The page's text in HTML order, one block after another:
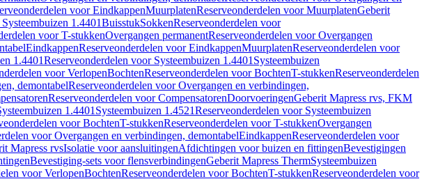
voor EindkappenMuurplatenReserveonderdelen voor MuurplatenGeberit
1.4401BuisstukSokkenReserveonderdelen voor
voor T-stukkenOvergangen permanentReserveonderdelen voor Overgangen
EindkappenReserveonderdelen voor EindkappenMuurplatenReserveonderdelen voor
1.4401Reserveonderdelen voor Systeembuizen 1.4401 Systeembuizen
voor VerlopenBochtenReserveonderdelen voor BochtenT-stukkenReserveonderdelen
demontabelReserveonderdelen voor Overgangen en verbindingen,
Reserveonderdelen voor CompensatorenDoorvoeringenGeberit Mapress rvs, FKM
1.4401 Systeembuizen 1.4521Reserveonderdelen voor Systeembuizen
voor BochtenT-stukkenReserveonderdelen voor T-stukkenOvergangen
voor Overgangen en verbindingen, demontabelEindkappenReserveonderdelen voor
Mapress rvsIsolatie voor aansluitingenAfdichtingen voor buizen en fittingenBevestigingen
Bevestiging-sets voor flensverbindingenGeberit Mapress ThermSysteembuizen
voor VerlopenBochtenReserveonderdelen voor BochtenT-stukkenReserveonderdelen voor